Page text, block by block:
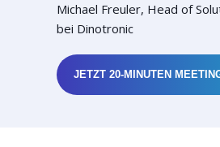
Michael Freuler, Head of
bei Dinotronic
JETZT 20-MINUTEN